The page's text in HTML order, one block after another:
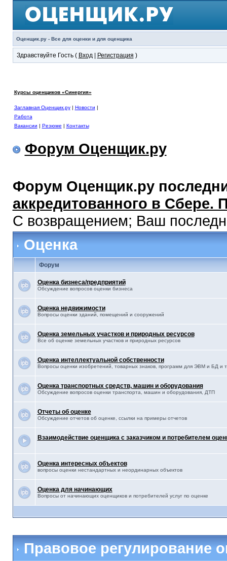
Оценщик.ру - Все для оценки и для оценщика
Здравствуйте Гость ( Вход| Регистрация )
Курсы оценщиков «Синергия»
Заглавная Оценщик.ру| Новости |
Работа
Вакансии | Резюме | Контакты
Форум Оценщик.ру
Форум Оценщик.ру
аккредитованного в Сбере.
С возвращением; Ваш
Оценка
Форум
Оценка бизнеса/предприятий
Обсуждение вопросов оценки бизнеса
Оценка недвижимости
Вопросы оценки зданий, помещений и сооружений
Оценка земельных участков и природных ресурсов
Все об оценке земельных участков и природных ресурсов
Оценка интеллектуальной собственности
Вопросы оценки изобретений, товарных знаков, программ для ЭВМ и БД и
Оценка транспортных средств, машин и оборудования
Обсуждение вопросов оценки транспорта, машин и оборудования, ДТП
Отчеты об оценке
Обсуждение отчетов об оценке, ссылки на примеры отчетов
Взаимодействие оценщика с заказчиком и потребителем
Оценка интересных объектов
вопросы оценки нестандартных и неординарных объектов
Оценка для начинающих
Вопросы от начинающих оценщиков и потребителей услуг по оценке
Правовое регулирование